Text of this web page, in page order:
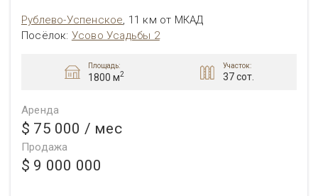
Рублево-Успенское, 11 км от МКАД
Посёлок: Усово Усадьбы 2
Площадь:
1800 м2
Участок:
37 сот.
Аренда
$ 75 000 / мес
Продажа
$ 9 000 000